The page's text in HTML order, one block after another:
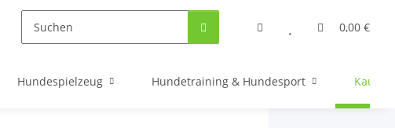
0,00 €
Hundespielzeug Hundetraining & Hundesport